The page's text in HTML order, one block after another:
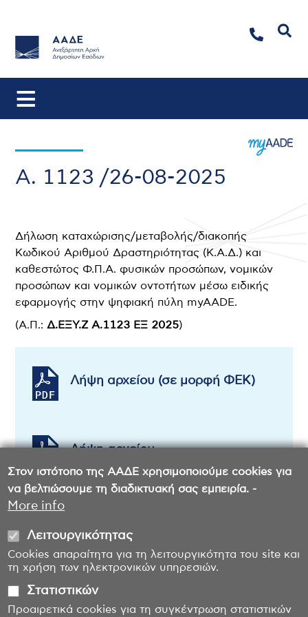
Στον ιστότοπο της ΑΑΔΕ χρησιμοποιούμε cookies για
να βελτιώσουμε τη διαδικτυακή σας εμπειρία. -
More info
Λειτουργικότητας
Cookies απαραίτητα για τη λειτουργικότητα του site και
τη χρήση των ηλεκτρονικών υπηρεσιών.
Στατιστικών
Προαιρετικά cookies για τη συγκέντρωση στατιστικών
Α. 1123 /26-08-2025
Δήλωση καταχώρισης/μεταβολής/διακοπής
Κωδικού Αριθμού Δραστηριότητας (Κ.Α.Δ.) και
καθεστώτος Φ.Π.Α. φυσικών προσώπων, νομικών
προσώπων και νομικών οντοτήτων μέσω ειδικής
εφαρμογής στην ψηφιακή πύλη myAADE.
(Α.Π.: Δ.ΕΞΥ.Ζ Α.1123 ΕΞ 2025)
Λήψη αρχείου (σε μορφή ΦΕΚ)
Λήψη αρχείου